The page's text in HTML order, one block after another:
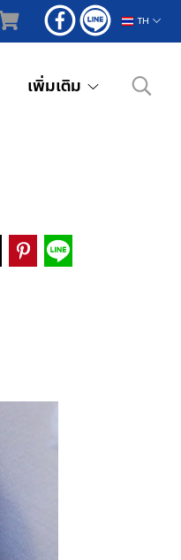
TH
เพิ่มเติม